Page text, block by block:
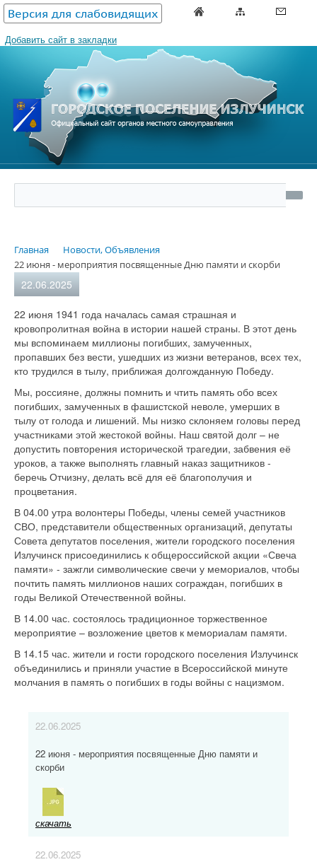
Версия для слабовидящих
Добавить сайт в закладки
Главная
Новости, Объявления
22 июня - мероприятия посвященные Дню памяти и скорби
22.06.2025
22 июня 1941 года началась самая страшная и
кровопролитная война в истории нашей страны. В этот день
мы вспоминаем миллионы погибших, замученных,
пропавших без вести, ушедших из жизни ветеранов, всех тех,
кто трудился в тылу, приближая долгожданную Победу.
Мы, россияне, должны помнить и чтить память обо всех
погибших, замученных в фашистской неволе, умерших в
тылу от голода и лишений. Мы низко склоняем головы перед
участниками этой жестокой войны. Наш святой долг – не
допустить повторения исторической трагедии, забвения её
уроков, а также выполнять главный наказ защитников -
беречь Отчизну, делать всё для её благополучия и
процветания.
В 04.00 утра волонтеры Победы, члены семей участников
СВО, представители общественных организаций, депутаты
Совета депутатов поселения, жители городского поселения
Излучинск присоединились к общероссийской акции «Свеча
памяти» - зажгли символические свечи у мемориалов, чтобы
почтить память миллионов наших сограждан, погибших в
годы Великой Отечественной войны.
В 14.00 час. состоялось традиционное торжественное
мероприятие – возложение цветов к мемориалам памяти.
В 14.15 час. жители и гости городского поселения Излучинск
объединились и приняли участие в Всероссийской минуте
молчания в память о погибших в годы войны с нацизмом.
22.06.2025
22 июня - мероприятия посвященные Дню памяти и
скорби
скачать
22.06.2025